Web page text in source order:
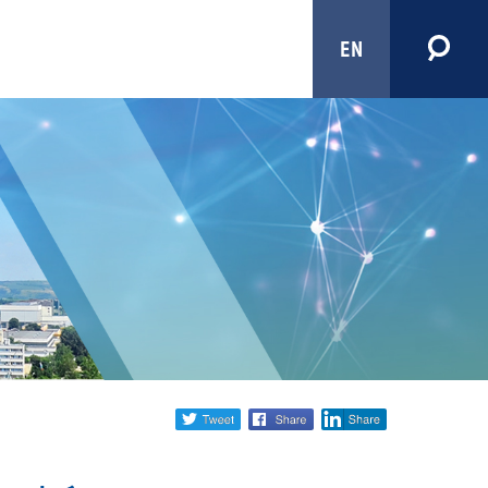
EN
Share
twitter facebook